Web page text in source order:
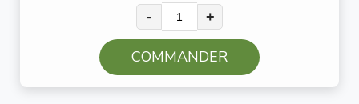
- +
COMMANDER